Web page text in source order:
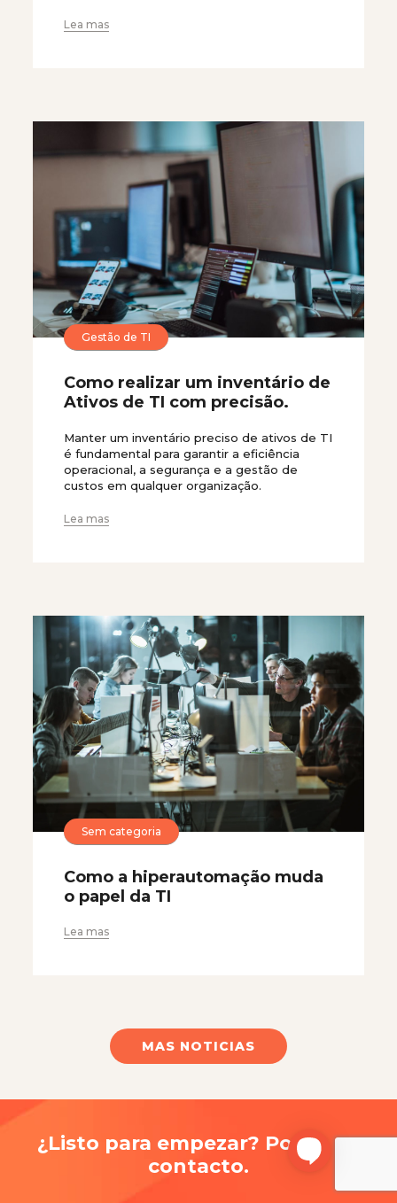
Lea mas
Gestão de TI
Como realizar um inventário de
Ativos de TI com precisão.
Manter um inventário preciso de ativos de TI
é fundamental para garantir a eficiência
operacional, a segurança e a gestão de
custos em qualquer organização.
Lea mas
Sem categoria
Como a hiperautomação muda
o papel da TI
Lea mas
MAS NOTICIAS
¿Listo para empezar? Ponte en
contacto.